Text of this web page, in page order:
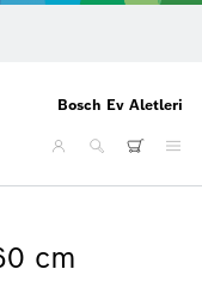
Bosch Ev Aletleri
cm